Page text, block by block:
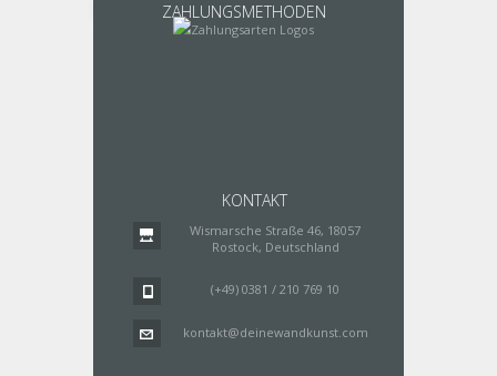
ZAHLUNGSMETHODEN
KONTAKT
Wismarsche Straße 46, 18057
Rostock, Deutschland
(+49) 0381 / 210 769 10
kontakt@deinewandkunst.com